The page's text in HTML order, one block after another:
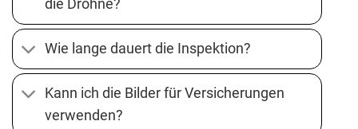
die Drohne?
Wie lange dauert die Inspektion?
Kann ich die Bilder für Versicherungen
verwenden?